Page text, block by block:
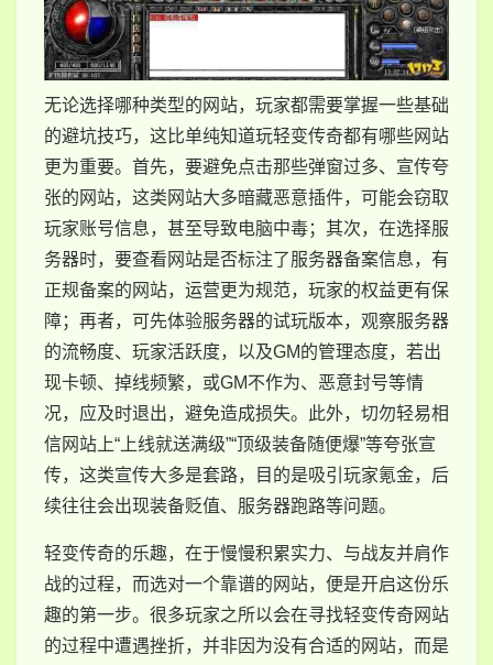
无论选择哪种类型的网站，玩家都需要掌握一些基础
的避坑技巧，这比单纯知道玩轻变传奇都有哪些网站
更为重要。首先，要避免点击那些弹窗过多、宣传夸
张的网站，这类网站大多暗藏恶意插件，可能会窃取
玩家账号信息，甚至导致电脑中毒；其次，在选择服
务器时，要查看网站是否标注了服务器备案信息，有
正规备案的网站，运营更为规范，玩家的权益更有保
障；再者，可先体验服务器的试玩版本，观察服务器
的流畅度、玩家活跃度，以及GM的管理态度，若出
现卡顿、掉线频繁，或GM不作为、恶意封号等情
况，应及时退出，避免造成损失。此外，切勿轻易相
信网站上“上线就送满级”“顶级装备随便爆”等夸张宣
传，这类宣传大多是套路，目的是吸引玩家氪金，后
续往往会出现装备贬值、服务器跑路等问题。
轻变传奇的乐趣，在于慢慢积累实力、与战友并肩作
战的过程，而选对一个靠谱的网站，便是开启这份乐
趣的第一步。很多玩家之所以会在寻找轻变传奇网站
的过程中遭遇挫折，并非因为没有合适的网站，而是